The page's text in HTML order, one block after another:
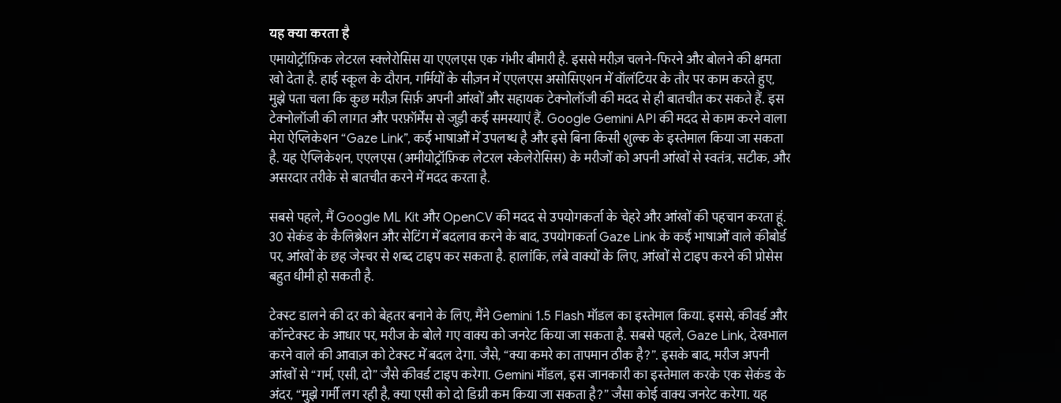
यह क्या करता है
एमायोट्रॉफ़िक लेटरल स्क्लेरोसिस या एएलएस एक गंभीर बीमारी है. इससे मरीज़ चलने-फिरने और बोलने की क्षमता
खो देता है. हाई स्कूल के दौरान, गर्मियों के सीज़न में एएलएस असोसिएशन में वॉलंटियर के तौर पर काम करते हुए,
मुझे पता चला कि कुछ मरीज़ सिर्फ़ अपनी आंखों और सहायक टेक्नोलॉजी की मदद से ही बातचीत कर सकते हैं. इस
टेक्नोलॉजी की लागत और परफ़ॉर्मेंस से जुड़ी कई समस्याएं हैं. Google Gemini API की मदद से काम करने वाला
मेरा ऐप्लिकेशन “Gaze Link”, कई भाषाओं में उपलब्ध है और इसे बिना किसी शुल्क के इस्तेमाल किया जा सकता
है. यह ऐप्लिकेशन, एएलएस (अमीयोट्रॉफ़िक लेटरल स्केलेरोसिस) के मरीजों को अपनी आंखों से स्वतंत्र, सटीक, और
असरदार तरीके से बातचीत करने में मदद करता है.
सबसे पहले, मैं Google ML Kit और OpenCV की मदद से उपयोगकर्ता के चेहरे और आंखों की पहचान करता हूं.
30 सेकंड के कैलिब्रेशन और सेटिंग में बदलाव करने के बाद, उपयोगकर्ता Gaze Link के कई भाषाओं वाले कीबोर्ड
पर, आंखों के छह जेस्चर से शब्द टाइप कर सकता है. हालांकि, लंबे वाक्यों के लिए, आंखों से टाइप करने की प्रोसेस
बहुत धीमी हो सकती है.
टेक्स्ट डालने की दर को बेहतर बनाने के लिए, मैंने Gemini 1.5 Flash मॉडल का इस्तेमाल किया. इससे, कीवर्ड और
कॉन्टेक्स्ट के आधार पर, मरीज के बोले गए वाक्य को जनरेट किया जा सकता है. सबसे पहले, Gaze Link, देखभाल
करने वाले की आवाज़ को टेक्स्ट में बदल देगा. जैसे, “क्या कमरे का तापमान ठीक है?”. इसके बाद, मरीज अपनी
आंखों से “गर्म, एसी, दो” जैसे कीवर्ड टाइप करेगा. Gemini मॉडल, इस जानकारी का इस्तेमाल करके एक सेकंड के
अंदर, “मुझे गर्मी लग रही है, क्या एसी को दो डिग्री कम किया जा सकता है?” जैसा कोई वाक्य जनरेट करेगा. यह